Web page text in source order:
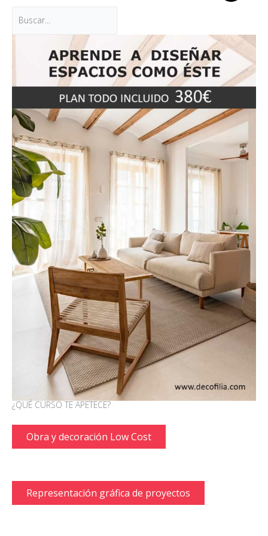
¿QUÉ CURSO TE APETECE?
Obra y decoración Low Cost
Representación gráfica de proyectos